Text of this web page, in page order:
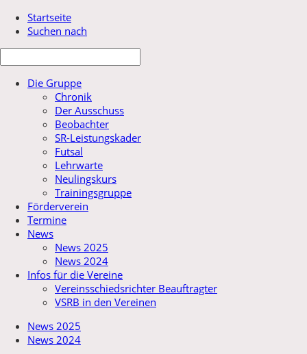
Startseite
Suchen nach
Die Gruppe
Chronik
Der Ausschuss
Beobachter
SR-Leistungskader
Futsal
Lehrwarte
Neulingskurs
Trainingsgruppe
Förderverein
Termine
News
News 2025
News 2024
Infos für die Vereine
Vereinsschiedsrichter Beauftragter
VSRB in den Vereinen
News 2025
News 2024